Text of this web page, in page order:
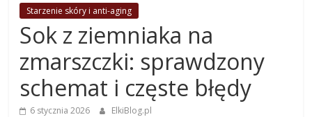
Starzenie skóry i anti-aging
Sok z ziemniaka na
zmarszczki: sprawdzony
schemat i częste błędy
6 stycznia 2026 ElkiBlog.pl